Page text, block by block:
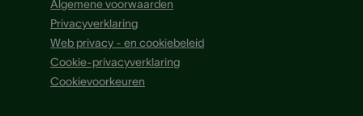
Algemene voorwaarden
Privacyverklaring
Web privacy - en cookiebeleid
Cookie-privacyverklaring
Cookievoorkeuren